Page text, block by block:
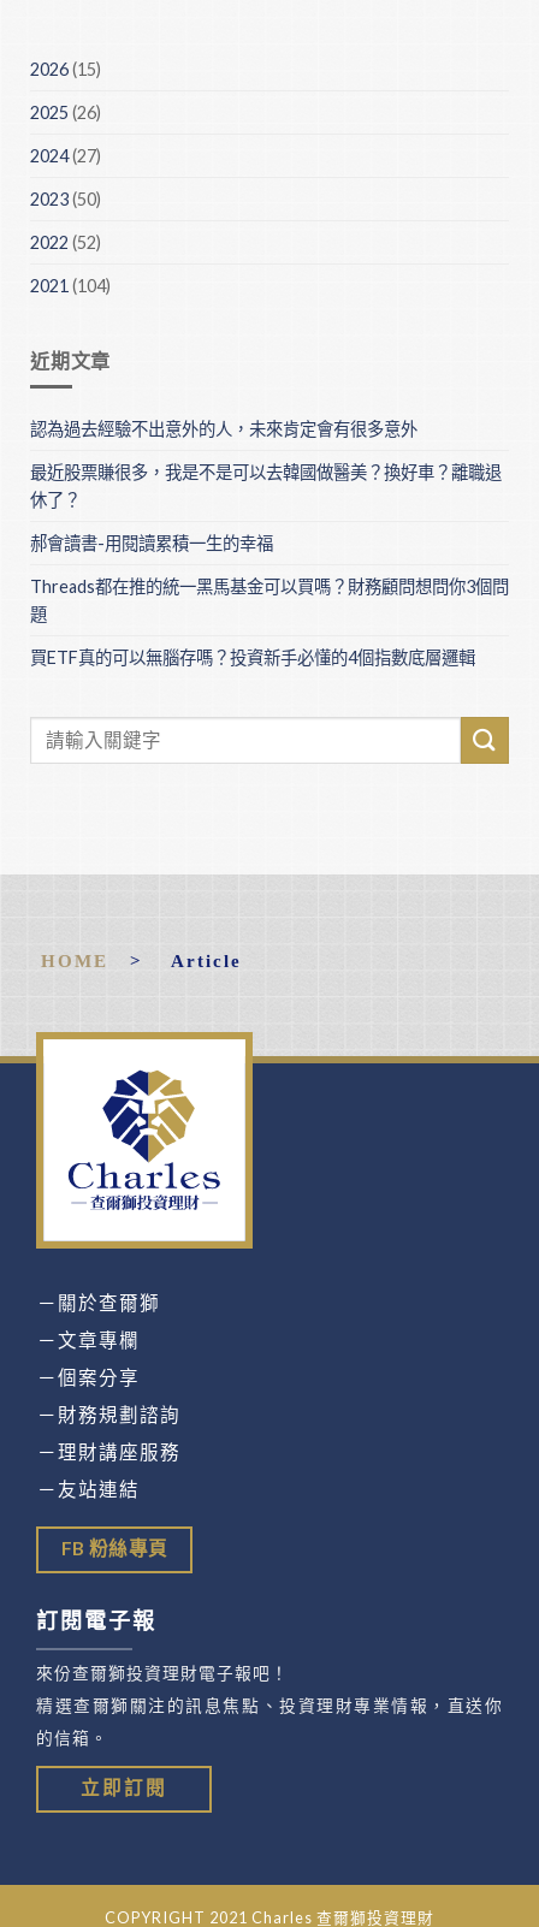
2026(15)
2025 (26)
2024(27)
2023(50)
2022 (52)
2021 (104)
近期文章
認為過去經驗不出意外的人，未來肯定會有很多意外
最近股票賺很多，我是不是可以去韓國做醫美？換好車？離職退
休了？
郝會讀書-用閱讀累積一生的幸福
Threads都在推的統一黑馬基金可以買嗎？財務顧問想問你3個問
題
買ETF真的可以無腦存嗎？投資新手必懂的4個指數底層邏輯
HOME > Article
－關於查爾獅
－文章專欄
－個案分享
－財務規劃諮詢
－理財講座服務
－友站連結
FB 粉絲專頁
訂閱電子報
來份查爾獅投資理財電子報吧！
精選查爾獅關注的訊息焦點、投資理財專業情報，直送你
的信箱。
立即訂閱
COPYRIGHT 2021 Charles 查爾獅投資理財